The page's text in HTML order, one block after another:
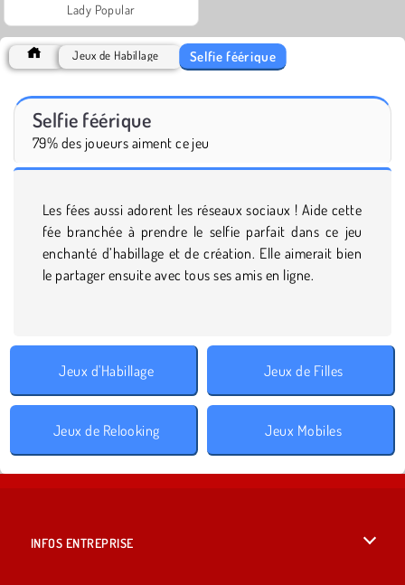
Lady Popular
Jeux de Habillage Selfie féérique
Selfie féérique
79% des joueurs aiment ce jeu
Les fées aussi adorent les réseaux sociaux ! Aide cette
fée branchée à prendre le selfie parfait dans ce jeu
enchanté d’habillage et de création. Elle aimerait bien
le partager ensuite avec tous ses amis en ligne.
Jeux d'Habillage Jeux de Filles
Jeux de Relooking Jeux Mobiles
INFOS ENTREPRISE